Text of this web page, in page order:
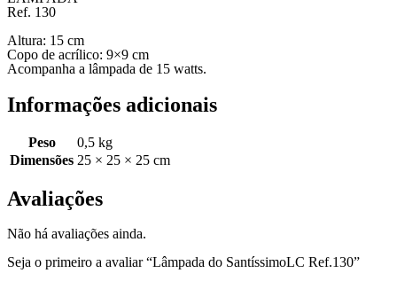
Ref. 130
Altura: 15 cm
Copo de acrílico: 9×9 cm
Acompanha a lâmpada de 15 watts.
Informações adicionais
Peso
0,5 kg
Dimensões 25 × 25 × 25 cm
Avaliações
Não há avaliações ainda.
Seja o primeiro a avaliar “Lâmpada do SantíssimoLC Ref.130”